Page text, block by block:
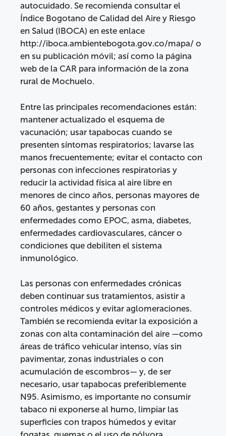
autocuidado. Se recomienda consultar el
Índice Bogotano de Calidad del Aire y Riesgo
en Salud (IBOCA) en este enlace
http://iboca.ambientebogota.gov.co/mapa/ o
en su publicación móvil; así como la página
web de la CAR para información de la zona
rural de Mochuelo.
Entre las principales recomendaciones están:
mantener actualizado el esquema de
vacunación; usar tapabocas cuando se
presenten síntomas respiratorios; lavarse las
manos frecuentemente; evitar el contacto con
personas con infecciones respiratorias y
reducir la actividad física al aire libre en
menores de cinco años, personas mayores de
60 años, gestantes y personas con
enfermedades como EPOC, asma, diabetes,
enfermedades cardiovasculares, cáncer o
condiciones que debiliten el sistema
inmunológico.
Las personas con enfermedades crónicas
deben continuar sus tratamientos, asistir a
controles médicos y evitar aglomeraciones.
También se recomienda evitar la exposición a
zonas con alta contaminación del aire —como
áreas de tráfico vehicular intenso, vías sin
pavimentar, zonas industriales o con
acumulación de escombros— y, de ser
necesario, usar tapabocas preferiblemente
N95. Asimismo, es importante no consumir
tabaco ni exponerse al humo, limpiar las
superficies con trapos húmedos y evitar